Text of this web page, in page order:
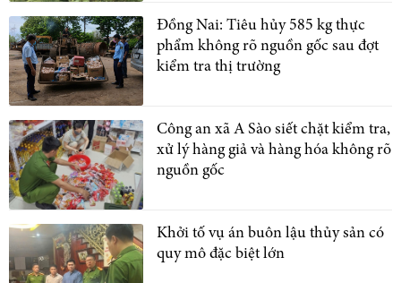
Đồng Nai: Tiêu hủy 585 kg thực
phẩm không rõ nguồn gốc sau đợt
kiểm tra thị trường
Công an xã A Sào siết chặt kiểm tra,
xử lý hàng giả và hàng hóa không rõ
nguồn gốc
Khởi tố vụ án buôn lậu thủy sản có
quy mô đặc biệt lớn